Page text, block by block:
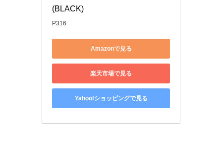
(BLACK)
P316
Amazonで見る
楽天市場で見る
Yahoo!ショッピングで見る